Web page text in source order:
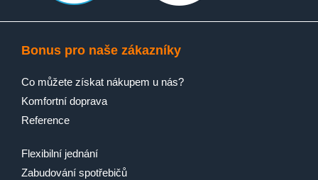
Bonus pro naše zákazníky
Co můžete získat nákupem u nás?
Komfortní doprava
Reference
Flexibilní jednání
Zabudování spotřebičů